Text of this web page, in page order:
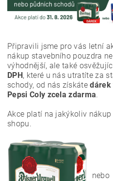
Připravili jsme pro vás letní
nákup stavebního pouzdra
výhodnější, ale také
DPH , které u nás utratíte za
schody, od nás získátedárek
Pepsi Coly zcela zdarma.
Akce platí na jakýkoliv
shopu.
nebo